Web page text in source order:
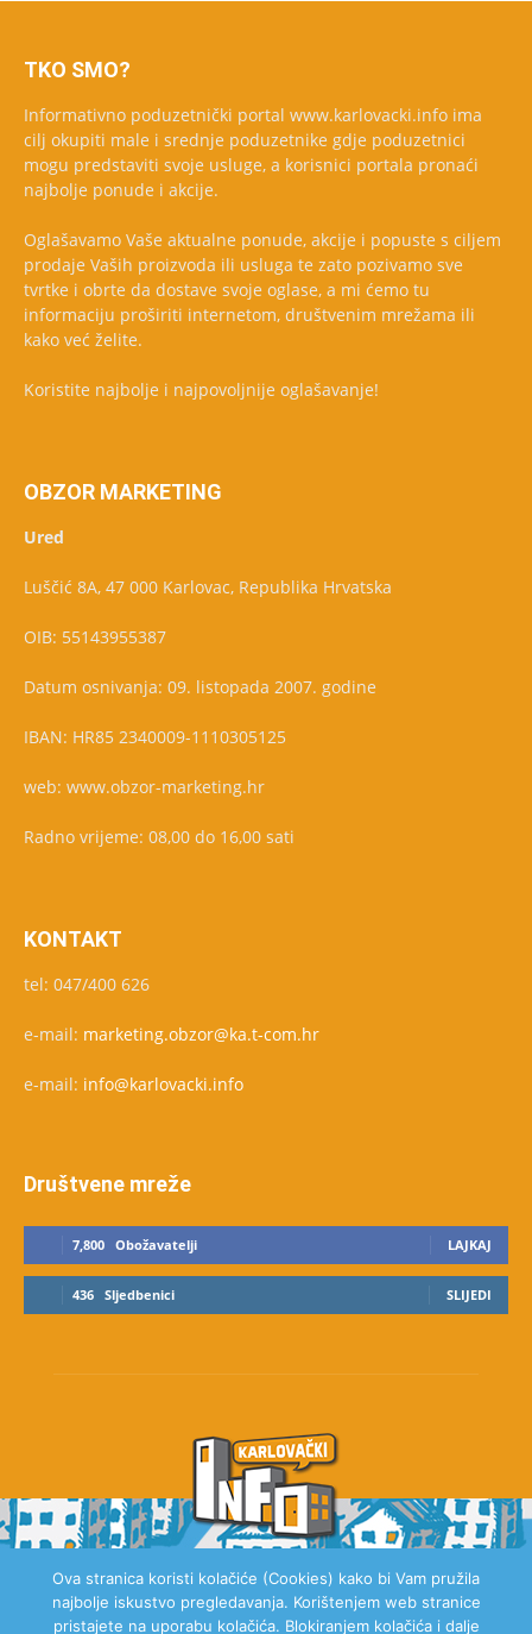
TKO SMO?
Informativno poduzetnički portal www.karlovacki.info ima
cilj okupiti male i srednje poduzetnike gdje poduzetnici
mogu predstaviti svoje usluge, a korisnici portala pronaći
najbolje ponude i akcije.
Oglašavamo Vaše aktualne ponude, akcije i popuste s ciljem
prodaje Vaših proizvoda ili usluga te zato pozivamo sve
tvrtke i obrte da dostave svoje oglase, a mi ćemo tu
informaciju proširiti internetom, društvenim mrežama ili
kako već želite.
Koristite najbolje i najpovoljnije oglašavanje!
OBZOR MARKETING
Ured
Luščić 8A, 47 000 Karlovac, Republika Hrvatska
OIB: 55143955387
Datum osnivanja: 09. listopada 2007. godine
IBAN: HR85 2340009-1110305125
web: www.obzor-marketing.hr
Radno vrijeme: 08,00 do 16,00 sati
KONTAKT
tel: 047/400 626
e-mail: marketing.obzor@ka.t-com.hr
e-mail: info@karlovacki.info
Društvene mreže
7,800 Obožavatelji LAJKAJ
436 Sljedbenici SLIJEDI
O NAMA
Ova stranica koristi kolačiće (Cookies) kako bi Vam pružila
najbolje iskustvo pregledavanja. Korištenjem web stranice
pristajete na uporabu kolačića. Blokiranjem kolačića i dalje